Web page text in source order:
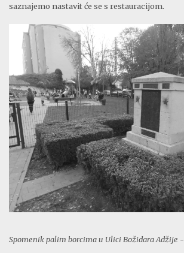
saznajemo nastavit će se s restauracijom.
Spomenik palim borcima u Ulici Božidara Adžije -